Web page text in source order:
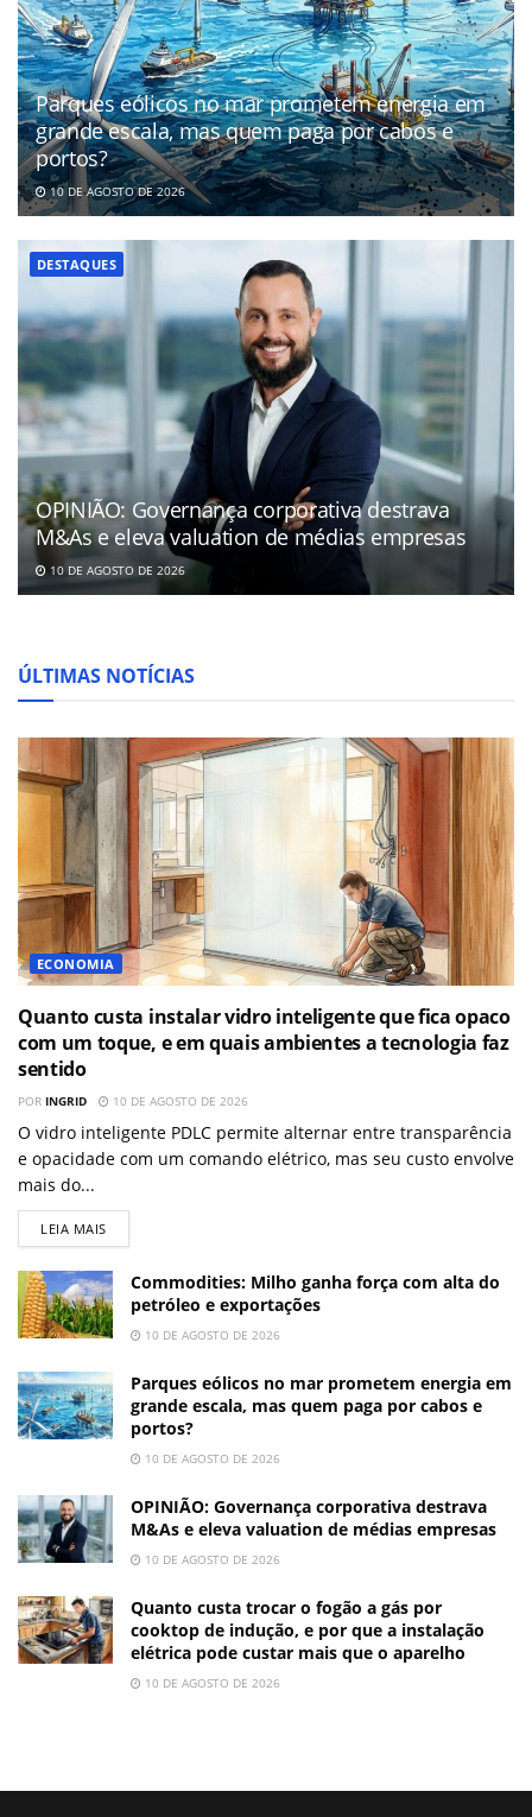
Parques eólicos no mar prometem energia em
grande escala, mas quem paga por cabos e
portos?
10 DE AGOSTO DE 2026
DESTAQUES
OPINIÃO: Governança corporativa destrava
M&As e eleva valuation de médias empresas
10 DE AGOSTO DE 2026
ÚLTIMAS NOTÍCIAS
ECONOMIA
Quanto custa instalar vidro inteligente que fica opaco
com um toque, e em quais ambientes a tecnologia faz
sentido
POR INGRID 10 DE AGOSTO DE 2026
O vidro inteligente PDLC permite alternar entre transparência
e opacidade com um comando elétrico, mas seu custo envolve
mais do...
LEIA MAIS
Commodities: Milho ganha força com alta do
petróleo e exportações
10 DE AGOSTO DE 2026
Parques eólicos no mar prometem energia em
grande escala, mas quem paga por cabos e
portos?
10 DE AGOSTO DE 2026
OPINIÃO: Governança corporativa destrava
M&As e eleva valuation de médias empresas
10 DE AGOSTO DE 2026
Quanto custa trocar o fogão a gás por
cooktop de indução, e por que a instalação
elétrica pode custar mais que o aparelho
10 DE AGOSTO DE 2026